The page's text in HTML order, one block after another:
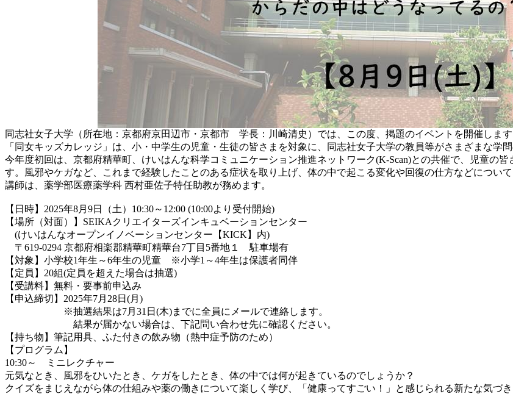
同志社女子大学（所在地：京都府京田辺市・京都市 学長：川崎清史）では、この度、掲題のイベントを開催します
「同女キッズカレッジ」は、小・中学生の児童・生徒の皆さまを対象に、同志社女子大学の教員等がさまざまな学
今年度初回は、京都府精華町、けいはんな科学コミュニケーション推進ネットワーク(K-Scan)との共催で、児童の
す。風邪やケガなど、これまで経験したことのある症状を取り上げ、 体の中で起こる変化や回復の仕方などについ
講師は、薬学部医療薬学科 西村亜佐子特任助教が務めます。
【日時】2025年8月9日（土）10:30～12:00 (10:00より受付開始)
【場所（対面）】SEIKAクリエイターズインキュベーションセンター
(けいはんなオープンイノベーションセンター【KICK】内)
〒619-0294 京都府相楽郡精華町精華台7丁目5番地１ 駐車場有
【対象】小学校1年生～6年生の児童 ※小学1～4年生は保護者同伴
【定員】20組(定員を超えた場合は抽選)
【受講料】無料・要事前申込み
【申込締切】2025年7月28日(月)
※抽選結果は7月31日(木)までに全員にメールで連絡します。
結果が届かない場合は、下記問い合わせ先に確認ください。
【持ち物】筆記用具、ふた付きの飲み物（熱中症予防のため）
【プログラム】
10:30～ ミニレクチャー
元気なとき、風邪をひいたとき、ケガをしたとき、体の中では何が起きているのでしょうか？
クイズをまじえながら体の仕組みや薬の働きについて楽しく学び、「健康ってすごい！」と感じられる新たな気づき